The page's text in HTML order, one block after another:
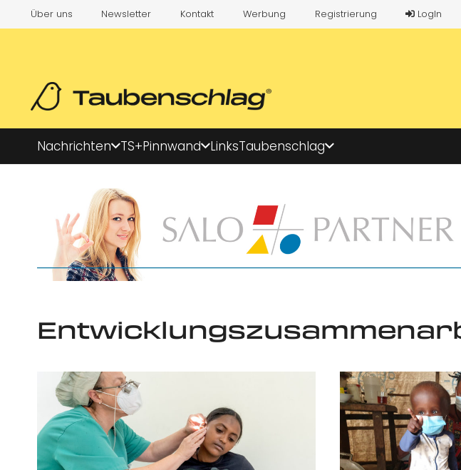
Über uns Newsletter Kontakt Werbung Registrierung LogIn
Nachrichten TS+Pinnwand LinksTaubenschlag